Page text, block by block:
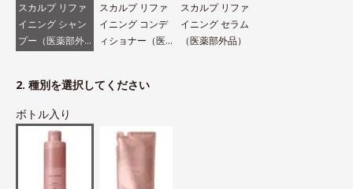
スカルプ リファ
イニング シャン
プー（医薬部外
スカルプ リファ
イニング コンデ
ィショナー（医
スカルプ リファ
イニング セラム
（医薬部外品）
2. 種別を選択してください
ボトル入り